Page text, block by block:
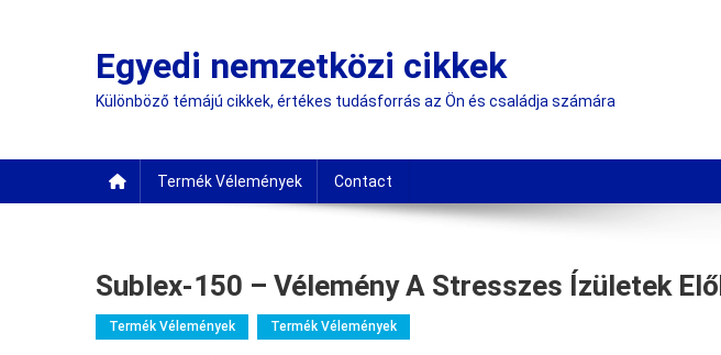
Egyedi nemzetközi cikkek
Különböző témájú cikkek, értékes tudásforrás az Ön és családja számára
Termék Vélemények Contact
Sublex-150 – Vélemény A Stresszes Ízületek
Termék Vélemények Termék Vélemények